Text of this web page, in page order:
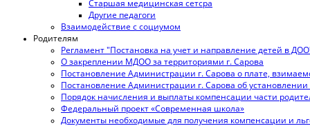
Старшая медицинская сетсра
Другие педагоги
Взаимодействие с социумом
Родителям
Регламент "Постановка на учет и направление детей в
О закреплении МДОО за территориями г. Сарова
Постановление Администрации г. Сарова о плате,
Постановление Администрации г. Сарова об установлении
Порядок начисления и выплаты компенсации части
Федеральный проект «Современная школа»
Документы необходимые для получения компенсации и